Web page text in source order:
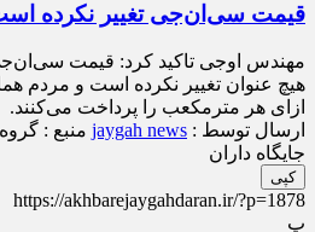
قیمت سی‌ان‌جی تغییر نکرده
مهندس اوجی تاکید کرد: قیمت
ازای هر مترمکعب را پرداخت می‌کنند.
ارسال توسط : jaygah news منبع :
جایگاه داران
کپی
https://akhbarejaygahdaran.ir/?p=1878
پ